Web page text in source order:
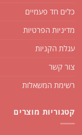
כלים חד פעמיים
מדיניות הפרטיות
עגלת הקניות
צור קשר
רשימת המשאלות
קטגוריות מוצרים